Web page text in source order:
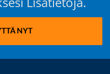
NYT